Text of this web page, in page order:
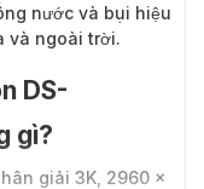
nước và bụi hiệu
và ngoài trời.
DS-
gì?
giải 3K, 2960 ×